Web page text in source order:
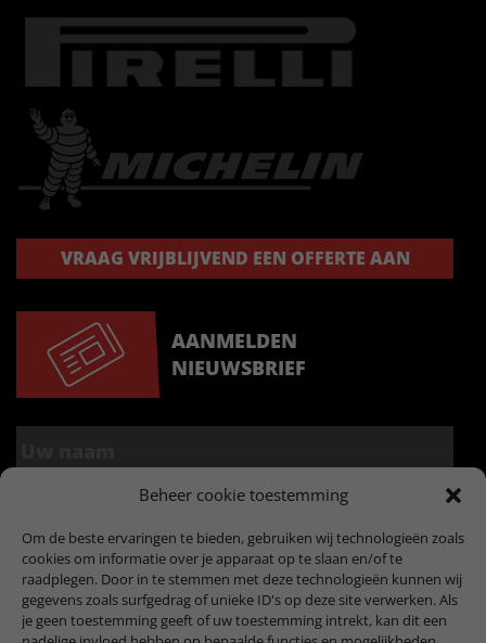
Beheer cookie toestemming
Om de beste ervaringen te bieden, gebruiken wij technologieën zoals
cookies om informatie over je apparaat op te slaan en/of te
raadplegen. Door in te stemmen met deze technologieën kunnen wij
gegevens zoals surfgedrag of unieke ID's op deze site verwerken. Als
je geen toestemming geeft of uw toestemming intrekt, kan dit een
VRAAG VRIJBLIJVEND EEN OFFERTE AAN
AANMELDEN
NIEUWSBRIEF